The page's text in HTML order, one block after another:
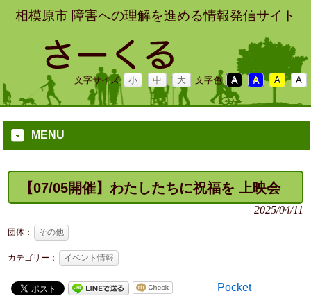
相模原市 障害への理解を進める情報発信サイト
文字サイズ 小 中 大 文字色 A A A A
MENU
【07/05開催】わたしたちに祝福を 上映会
2025/04/11
団体： その他
カテゴリー： イベント情報
Pocket